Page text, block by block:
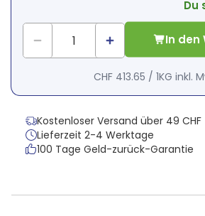
Du
In den
CHF 413.65 / 1KG inkl.
Kostenloser Versand über 49 CHF
Lieferzeit 2-4 Werktage
100 Tage Geld-zurück-Garantie